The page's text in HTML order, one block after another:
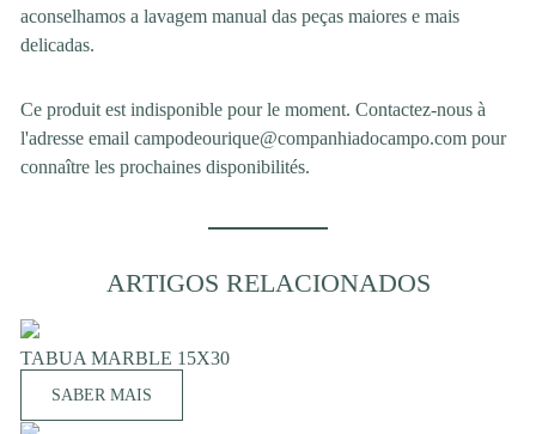
aconselhamos a lavagem manual das peças maiores e mais
delicadas.
Ce produit est indisponible pour le moment. Contactez-nous à
l'adresse email campodeourique@companhiadocampo.com pour
connaître les prochaines disponibilités.
ARTIGOS RELACIONADOS
TABUA MARBLE 15X30
SABER MAIS